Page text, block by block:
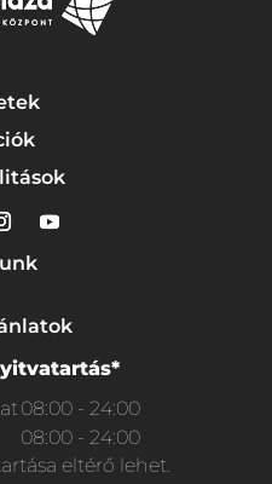
08:00 - 24:00
08:00 - 24:00
eltérő lehet.